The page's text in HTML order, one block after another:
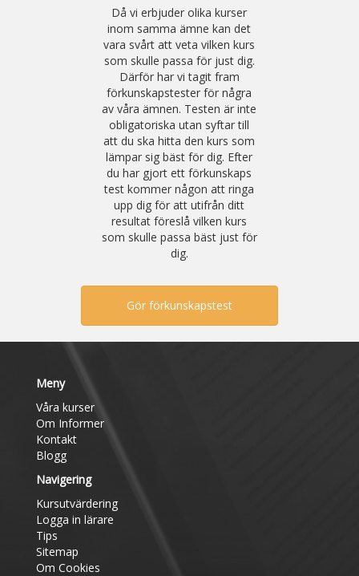
Då vi erbjuder olika kurser
inom samma ämne kan det
vara svårt att veta vilken kurs
som skulle passa för just dig.
Därför har vi tagit fram
förkunskapstester för några
av våra ämnen. Testen är inte
obligatoriska utan syftar till
att du ska hitta den kurs som
lämpar sig bäst för dig. Efter
du har gjort ett förkunskaps
test kommer någon att ringa
upp dig för att utifrån ditt
resultat föreslå vilken kurs
som skulle passa bäst just för
dig.
Gör förkunskapstest
Meny
Våra kurser
Om Informer
Kontakt
Blogg
Navigering
Kursutvärdering
Logga in lärare
Tips
Sitemap
Om Cookies